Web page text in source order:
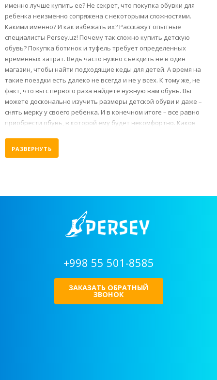
именно лучше купить ее? Не секрет, что покупка обувки для
ребенка неизменно сопряжена с некоторыми сложностями.
Какими именно? И как избежать их? Расскажут опытные
специалисты Persey.uz! Почему так сложно купить детскую
обувь? Покупка ботинок и туфель требует определенных
временных затрат. Ведь часто нужно съездить не в один
магазин, чтобы найти подходящие кеды для детей. А время на
такие поездки есть далеко не всегда и не у всех. К тому же, не
факт, что вы с первого раза найдете нужную вам обувь. Вы
можете досконально изучить размеры детской обуви и даже –
снять мерку у своего ребенка. И в конечном итоге – все равно
приобрести обувь, в которой ему будет некомфортно. Каков
РАЗВЕРНУТЬ
+998 55 501-8585
ЗАКАЗАТЬ ОБРАТНЫЙ
ЗВОНОК